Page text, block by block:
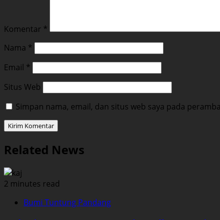
Komentar *
Nama *
Email *
Situs Web
Simpan nama, email, dan situs web saya pada
Related News
2 minutes read
Bumi Tuntung Pandang